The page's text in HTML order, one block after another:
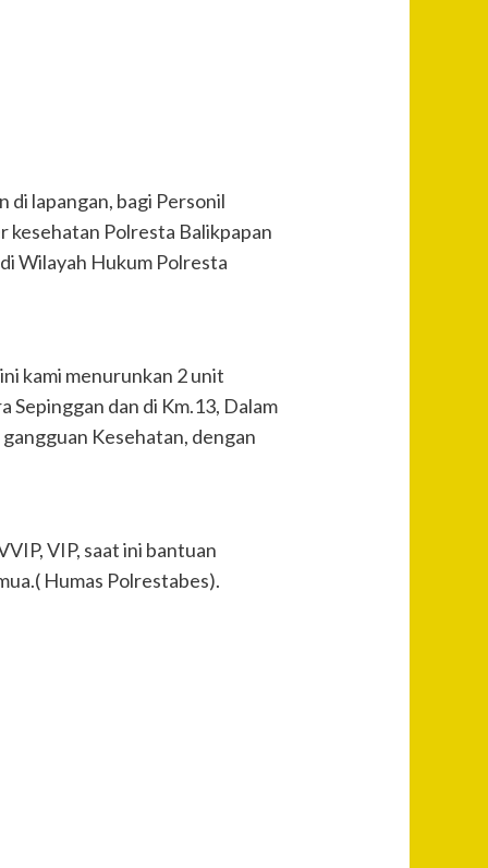
di lapangan, bagi Personil
kesehatan Polresta Balikpapan
Wilayah Hukum Polresta
kami menurunkan 2 unit
Sepinggan dan di Km.13, Dalam
Kesehatan, dengan
VIP, saat ini bantuan
Humas Polrestabes).